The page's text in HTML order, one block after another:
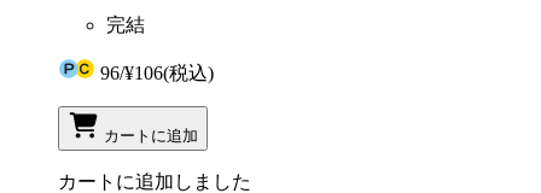
完結
96/¥106(税込)
カートに追加
カートに追加しました